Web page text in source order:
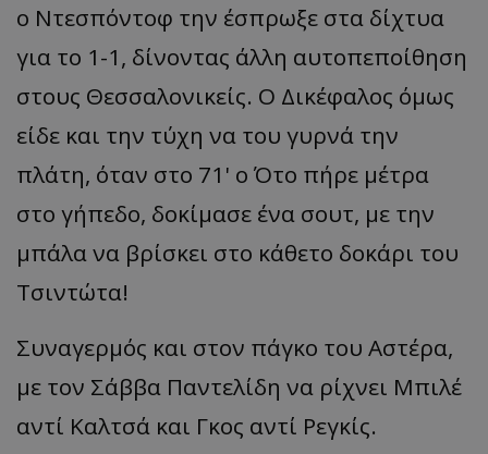
ο Ντεσπόντοφ την έσπρωξε στα δίχτυα
για το 1-1, δίνοντας άλλη αυτοπεποίθηση
στους Θεσσαλονικείς. Ο Δικέφαλος όμως
είδε και την τύχη να του γυρνά την
πλάτη, όταν στο 71' ο Ότο πήρε μέτρα
στο γήπεδο, δοκίμασε ένα σουτ, με την
μπάλα να βρίσκει στο κάθετο δοκάρι του
Τσιντώτα!
Συναγερμός και στον πάγκο του Αστέρα,
με τον Σάββα Παντελίδη να ρίχνει Μπιλέ
αντί Καλτσά και Γκος αντί Ρεγκίς.